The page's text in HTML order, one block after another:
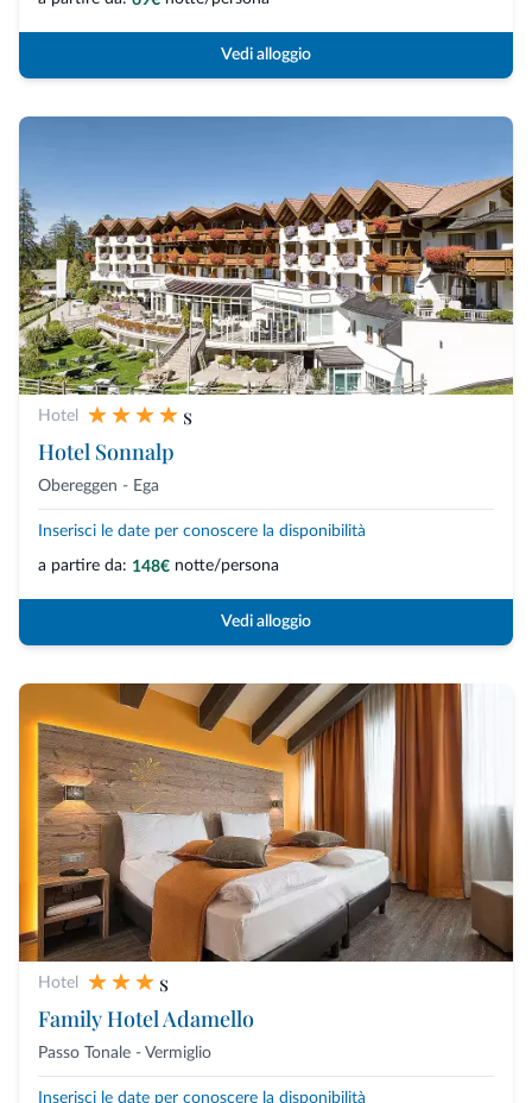
Vedi alloggio
Hotel
s
Hotel Sonnalp
Obereggen - Ega
Inserisci le date per conoscere la disponibilità
a partire da: 148€ notte/persona
Vedi alloggio
Hotel
s
Family Hotel Adamello
Passo Tonale - Vermiglio
Inserisci le date per conoscere la disponibilità